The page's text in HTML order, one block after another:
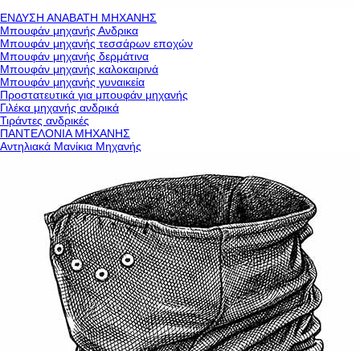
ΕΝΔΥΣΗ ΑΝΑΒΑΤΗ ΜΗΧΑΝΗΣ
Μπουφάν μηχανής Ανδρικα
Μπουφάν μηχανής τεσσάρων εποχών
Μπουφάν μηχανής δερμάτινα
Μπουφάν μηχανής καλοκαιρινά
Μπουφάν μηχανής γυναικεία
Προστατευτικά για μπουφάν μηχανής
Γιλέκα μηχανής ανδρικά
Τιράντες ανδρικές
ΠΑΝΤΕΛΟΝΙΑ ΜΗΧΑΝΗΣ
Αντηλιακά Μανίκια Μηχανής